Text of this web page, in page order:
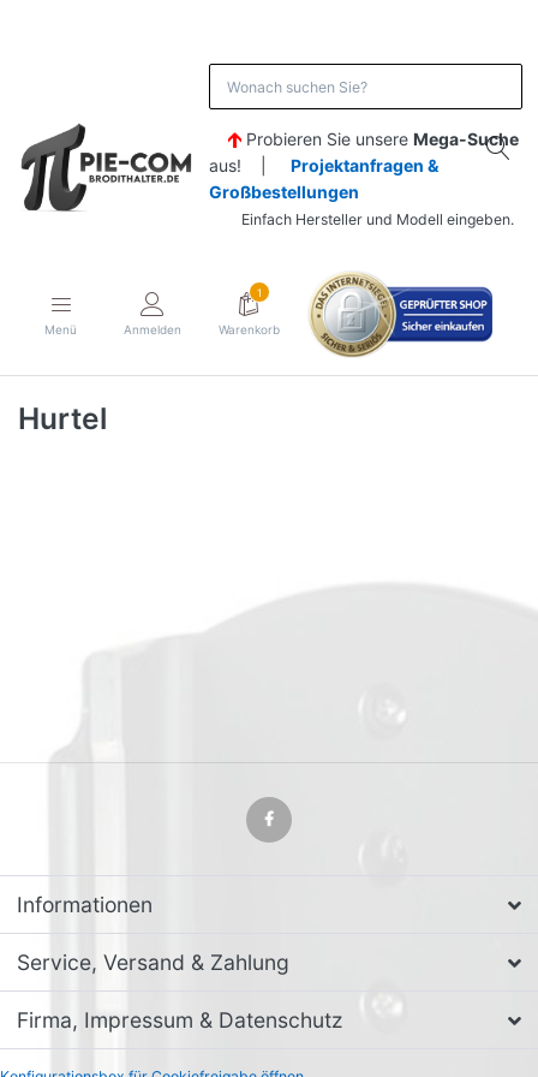
Probieren Sie unsere Mega-Suche
aus! | Projektanfragen &
Großbestellungen
Einfach Hersteller und Modell eingeben.
Menü Anmelden
1
Warenkorb
Hurtel
Informationen
Service, Versand & Zahlung
Firma, Impressum & Datenschutz